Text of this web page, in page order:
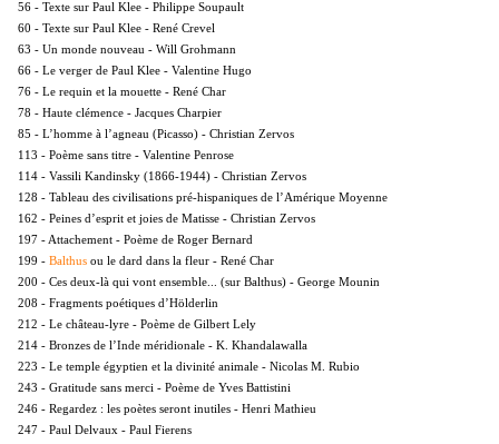
56 - Texte sur Paul Klee - Philippe Soupault
60 - Texte sur Paul Klee - René Crevel
63 - Un monde nouveau - Will Grohmann
66 - Le verger de Paul Klee - Valentine Hugo
76 - Le requin et la mouette - René Char
78 - Haute clémence - Jacques Charpier
85 - L’homme à l’agneau (Picasso) - Christian Zervos
113 - Poème sans titre - Valentine Penrose
114 - Vassili Kandinsky (1866-1944) - Christian Zervos
128 - Tableau des civilisations pré-hispaniques de l’Amérique Moyenne
162 - Peines d’esprit et joies de Matisse - Christian Zervos
197 - Attachement - Poème de Roger Bernard
199 - Balthus ou le dard dans la fleur - René Char
200 - Ces deux-là qui vont ensemble... (sur Balthus) - George Mounin
208 - Fragments poétiques d’Hölderlin
212 - Le château-lyre - Poème de Gilbert Lely
214 - Bronzes de l’Inde méridionale - K. Khandalawalla
223 - Le temple égyptien et la divinité animale - Nicolas M. Rubio
243 - Gratitude sans merci - Poème de Yves Battistini
246 - Regardez : les poètes seront inutiles - Henri Mathieu
247 - Paul Delvaux - Paul Fierens